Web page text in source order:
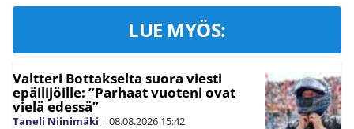
LUE MYÖS:
Valtteri Bottakselta suora viesti
epäilijöille: ”Parhaat vuoteni ovat
vielä edessä”
Taneli Niinimäki | 08.08.2026 15:42